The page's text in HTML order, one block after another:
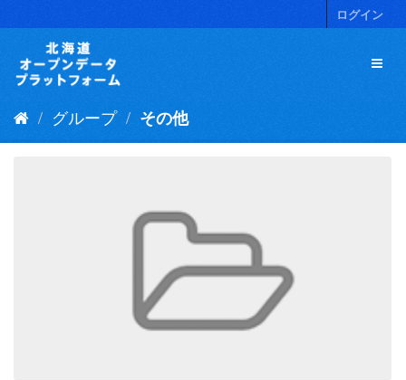
キ
ログイン
グループ その他